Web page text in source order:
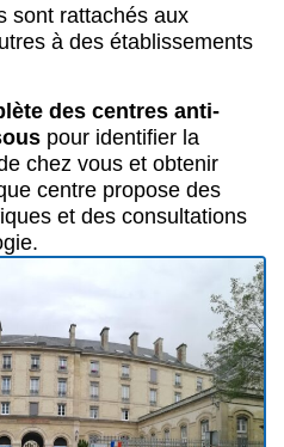
sont rattachés aux
à des établissements
des centres anti-
pour identifier la
chez vous et obtenir
centre propose des
et des consultations